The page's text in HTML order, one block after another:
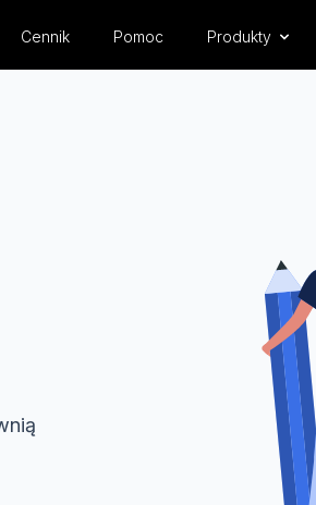
Cennik Pomoc Produkty